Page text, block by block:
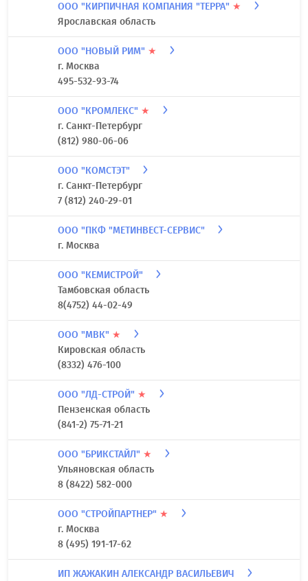
ООО "КИРПИЧНАЯ КОМПАНИЯ "ТЕРРА" ★
Ярославская область
ООО "НОВЫЙ РИМ" ★
г. Москва
495-532-93-74
ООО "КРОМЛЕКС" ★
г. Санкт-Петербург
(812) 980-06-06
ООО "КОМСТЭТ"
г. Санкт-Петербург
7 (812) 240-29-01
ООО "ПКФ "МЕТИНВЕСТ-СЕРВИС"
г. Москва
ООО "КЕМИСТРОЙ"
Тамбовская область
8(4752) 44-02-49
ООО "МВК" ★
Кировская область
(8332) 476-100
ООО "ЛД-СТРОЙ" ★
Пензенская область
(841-2) 75-71-21
ООО "БРИКСТАЙЛ" ★
Ульяновская область
8 (8422) 582-000
ООО "СТРОЙПАРТНЕР" ★
г. Москва
8 (495) 191-17-62
ИП ЖАЖАКИН АЛЕКСАНДР ВАСИЛЬЕВИЧ